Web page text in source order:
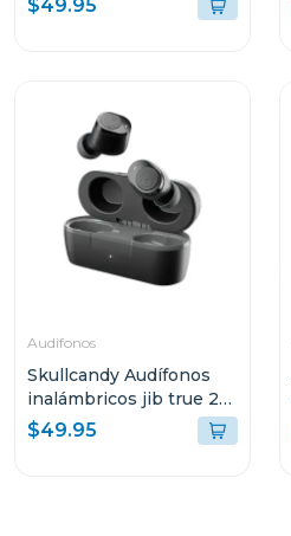
$49.95
Audifonos
Skullcandy Audífonos
inalámbricos jib true 2
negro p740
$49.95